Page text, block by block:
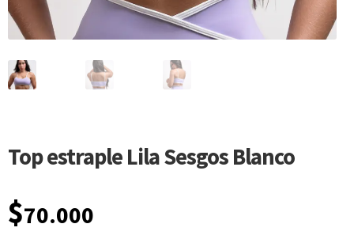
Top estraple Lila Sesgos Blanco
$70.000